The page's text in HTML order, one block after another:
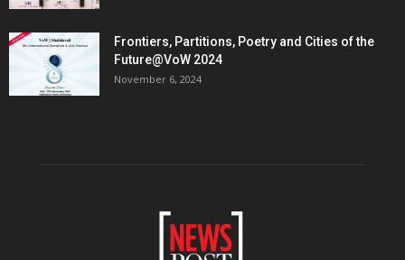
Frontiers, Partitions, Poetry and Cities of the
Future@VoW 2024
November 6, 2024